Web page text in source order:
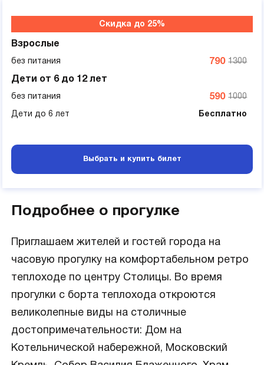
Скидка до 25%
Взрослые
без питания 1300
790
Дети от 6 до 12 лет
без питания 1000
590
Дети до 6 лет Бесплатно
Выбрать и купить билет
Подробнее о прогулке
Приглашаем жителей и гостей города на
часовую прогулку на комфортабельном ретро
теплоходе по центру Столицы. Во время
прогулки с борта теплохода откроются
великолепные виды на столичные
достопримечательности: Дом на
Котельнической набережной, Московский